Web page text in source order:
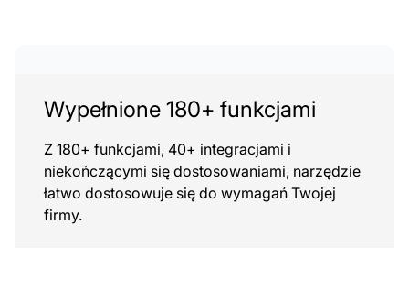
Wypełnione 180+ funkcjami
Z 180+ funkcjami, 40+ integracjami i
niekończącymi się dostosowaniami, narzędzie
łatwo dostosowuje się do wymagań Twojej
firmy.